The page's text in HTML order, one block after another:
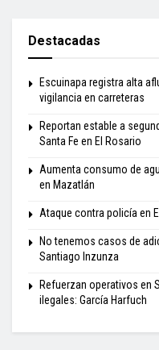
Destacadas
Escuinapa registra alta
vigilancia en carreteras
Reportan estable a
Santa Fe en El Rosario
Aumenta consumo de
en Mazatlán
Ataque contra policía en
No tenemos casos de
Santiago Inzunza
Refuerzan operativos en
ilegales: García Harfuch